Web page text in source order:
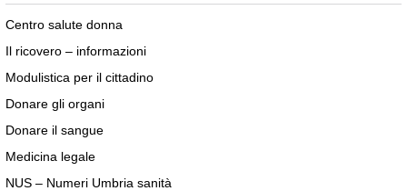
Centro salute donna
Il ricovero – informazioni
Modulistica per il cittadino
Donare gli organi
Donare il sangue
Medicina legale
NUS – Numeri Umbria sanità